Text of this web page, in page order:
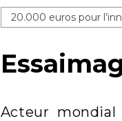
20.000 euros pour
Acteur